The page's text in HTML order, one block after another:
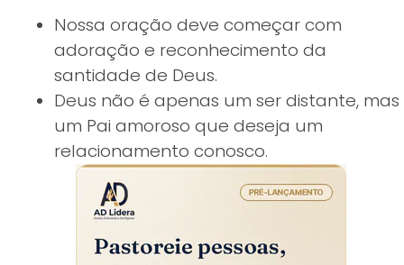
Nossa oração deve começar com
adoração e reconhecimento da
santidade de Deus.
Deus não é apenas um ser distante, mas
um Pai amoroso que deseja um
relacionamento conosco.